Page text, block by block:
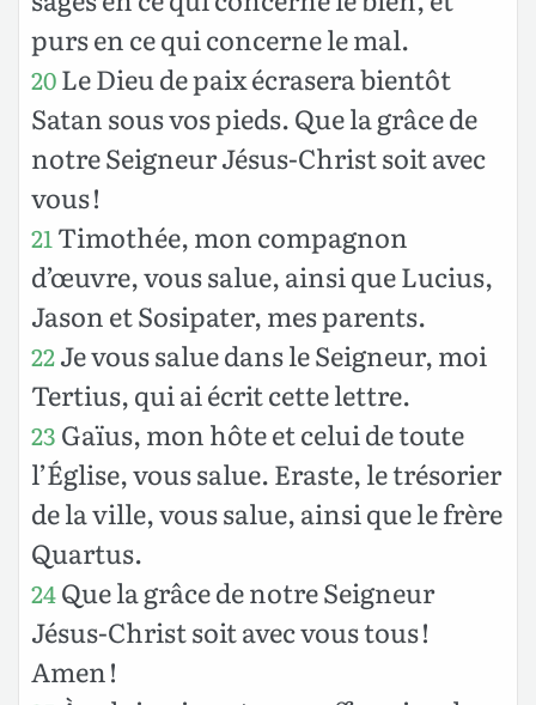
purs en ce qui concerne le mal.
20Le Dieu de paix écrasera bientôt
Satan sous vos pieds. Que la grâce de
notre Seigneur Jésus-Christ soit avec
vous !
21 Timothée, mon compagnon
d’œuvre, vous salue, ainsi que Lucius,
Jason et Sosipater, mes parents.
22Je vous salue dans le Seigneur, moi
Tertius, qui ai écrit cette lettre.
23 Gaïus, mon hôte et celui de toute
l’Église, vous salue. Eraste, le trésorier
de la ville, vous salue, ainsi que le frère
Quartus.
24Que la grâce de notre Seigneur
Jésus-Christ soit avec vous tous !
Amen !